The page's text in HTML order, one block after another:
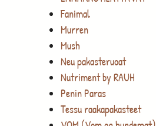
Fanimal
Murren
Mush
Neu pakasteruoat
Nutriment by RAUH
Penin Paras
Tessu raakapakasteet